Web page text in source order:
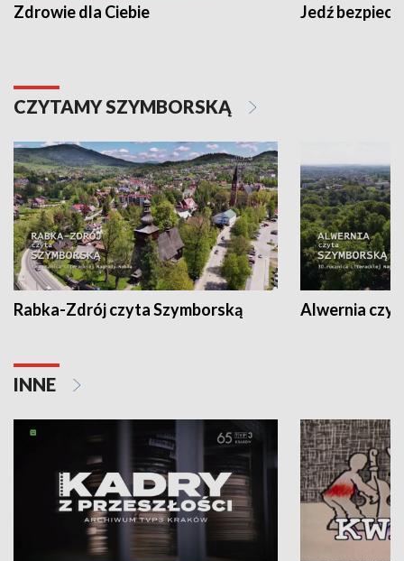
Zdrowie dla Ciebie Jedź
CZYTAMY SZYMBORSKĄ
Rabka-Zdrój czyta Szymborską Alwernia
INNE